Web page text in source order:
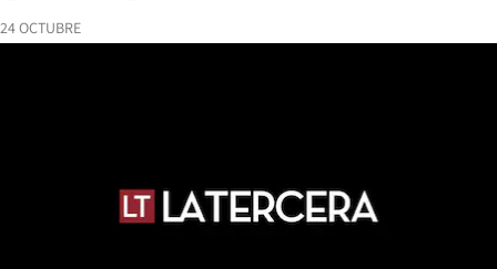
24 OCTUBRE